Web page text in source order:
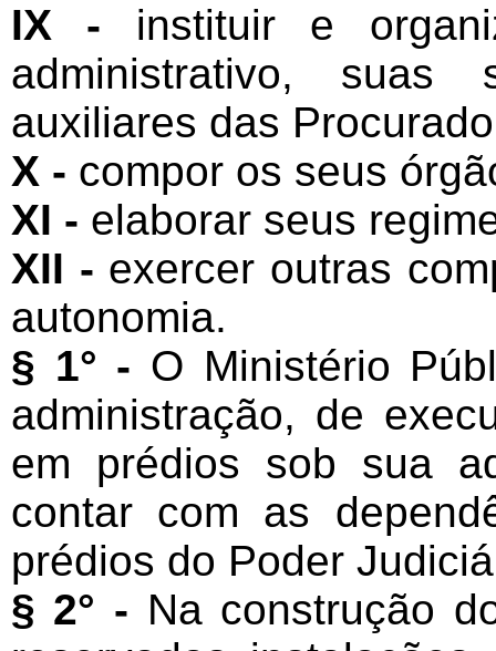
IX - instituir e
administrativo,
auxiliares das
X - compor os seus
XI - elaborar seus
XII - exercer outras
autonomia.
§ 1° - O Ministério
administração, de
em prédios sob sua
contar com as
prédios do Poder
§ 2° - Na construção